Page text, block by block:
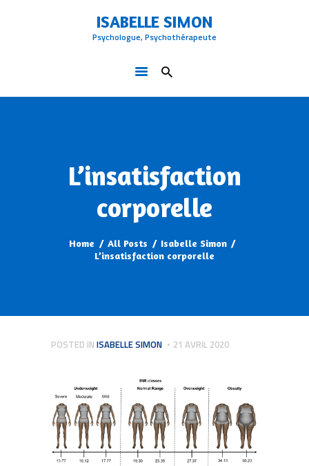
ISABELLE SIMON
Psychologue, Psychothérapeute
L’insatisfaction
corporelle
Home All Posts
Isabelle Simon
L’insatisfaction corporelle
ISABELLE SIMON
QUI SUIS-JE
LA THÉRAPIE COGNITIVE ET
COMPORTEMENTALE
POSTED IN ISABELLE SIMON 21 AVRIL 2020